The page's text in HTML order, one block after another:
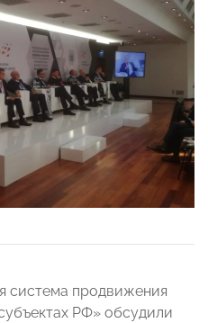
система продвижения
РФ» обсудили